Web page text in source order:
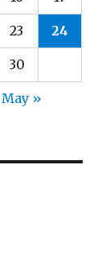
23 24
30
May »